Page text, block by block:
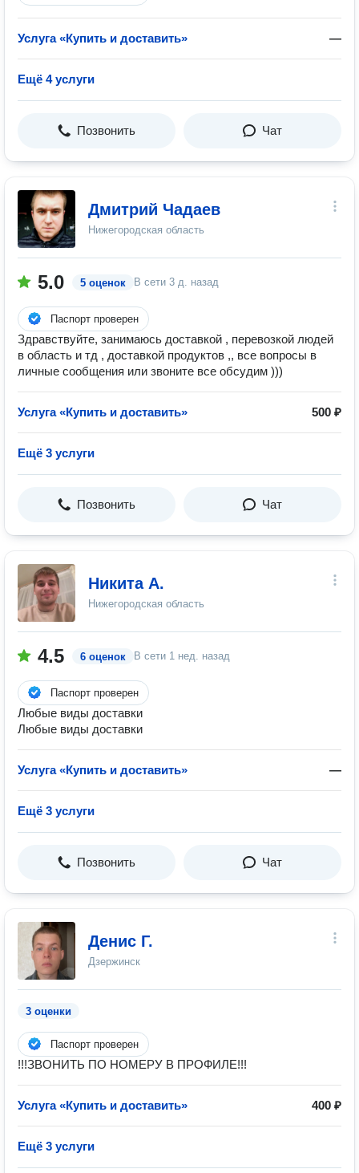
Услуга «Купить и доставить» —
Ещё 4 услуги
Позвонить Чат
Дмитрий Чадаев
Нижегородская область
5.0 5 оценок В сети 3 д. назад
Паспорт проверен
Здравствуйте, занимаюсь доставкой , перевозкой людей
в область и тд , доставкой продуктов ,, все вопросы в
личные сообщения или звоните все обсудим )))
Услуга «Купить и доставить» 500 ₽
Ещё 3 услуги
Позвонить Чат
Никита А.
Нижегородская область
4.5 6 оценок В сети 1 нед. назад
Паспорт проверен
Любые виды доставки
Любые виды доставки
Услуга «Купить и доставить» —
Ещё 3 услуги
Позвонить Чат
Денис Г.
Дзержинск
3 оценки
Паспорт проверен
!!!ЗВОНИТЬ ПО НОМЕРУ В ПРОФИЛЕ!!!
Услуга «Купить и доставить» 400 ₽
Ещё 3 услуги